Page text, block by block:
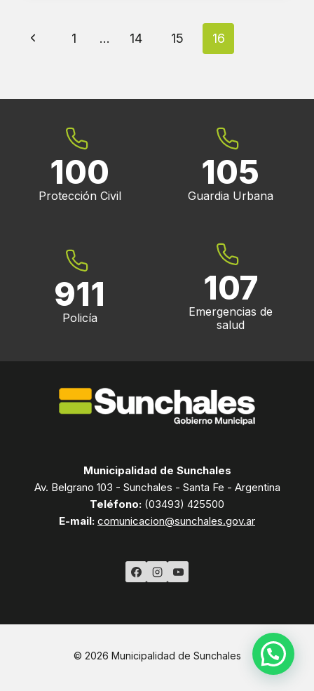
Navegación
Página
1 … 14 15 16
100
Protección Civil
105
Guardia Urbana
911
Policía
107
Emergencias de
salud
Municipalidad de Sunchales
Av. Belgrano 103 - Sunchales - Santa Fe - Argentina
Teléfono: (03493) 425500
E-mail: comunicacion@sunchales.gov.ar
© 2026 Municipalidad de Sunchales